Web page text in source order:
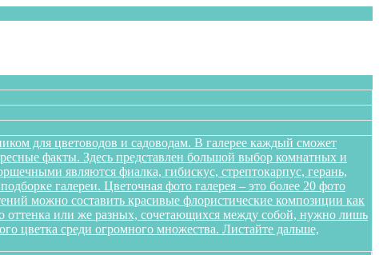
для цветоводов и садоводам. В галерее каждый сможет
факты. Здесь представлен большой выбор комнатных и
являются фиалка, гибискус, стрептокарпус, герань,
галереи. Цветочная фото галерея – это более 20 фото
можно составить красивые флористические композиции как
оттенка или же разных, сочетающихся между собой, нужно лишь
цветка среди огромного множества. Листайте дальше,